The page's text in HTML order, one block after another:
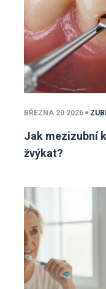
BŘEZNA 20 2026
Jak mezizubní
žvýkat?